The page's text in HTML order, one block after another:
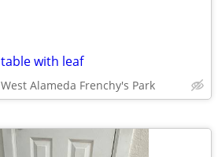
with leaf
West Alameda Frenchy's Park